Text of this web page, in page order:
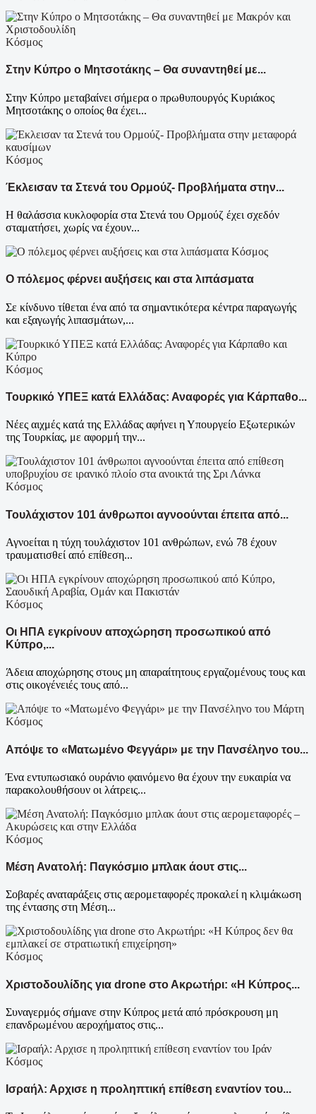
Κόσμος
Στην Κύπρο ο Μητσοτάκης – Θα συναντηθεί με...
Στην Κύπρο μεταβαίνει σήμερα ο πρωθυπουργός Κυριάκος
Μητσοτάκης ο οποίος θα έχει...
Κόσμος
Έκλεισαν τα Στενά του Ορμούζ- Προβλήματα στην...
Η θαλάσσια κυκλοφορία στα Στενά του Ορμούζ έχει σχεδόν
σταματήσει, χωρίς να έχουν...
Κόσμος
Ο πόλεμος φέρνει αυξήσεις και στα λιπάσματα
Σε κίνδυνο τίθεται ένα από τα σημαντικότερα κέντρα παραγωγής
και εξαγωγής λιπασμάτων,...
Κόσμος
Τουρκικό ΥΠΕΞ κατά Ελλάδας: Αναφορές για Κάρπαθο...
Νέες αιχμές κατά της Ελλάδας αφήνει η Υπουργείο Εξωτερικών
της Τουρκίας, με αφορμή την...
Κόσμος
Τουλάχιστον 101 άνθρωποι αγνοούνται έπειτα από...
Αγνοείται η τύχη τουλάχιστον 101 ανθρώπων, ενώ 78 έχουν
τραυματισθεί από επίθεση...
Κόσμος
Οι ΗΠΑ εγκρίνουν αποχώρηση προσωπικού από
Κύπρο,...
Άδεια αποχώρησης στους μη απαραίτητους εργαζομένους τους και
στις οικογένειές τους από...
Κόσμος
Απόψε το «Ματωμένο Φεγγάρι» με την Πανσέληνο του...
Ένα εντυπωσιακό ουράνιο φαινόμενο θα έχουν την ευκαιρία να
παρακολουθήσουν οι λάτρεις...
Κόσμος
Μέση Ανατολή: Παγκόσμιο μπλακ άουτ στις...
Σοβαρές αναταράξεις στις αερομεταφορές προκαλεί η κλιμάκωση
της έντασης στη Μέση...
Κόσμος
Χριστοδουλίδης για drone στο Ακρωτήρι: «Η Κύπρος...
Συναγερμός σήμανε στην Κύπρος μετά από πρόσκρουση μη
επανδρωμένου αεροχήματος στις...
Κόσμος
Ισραήλ: Αρχισε η προληπτική επίθεση εναντίον του...